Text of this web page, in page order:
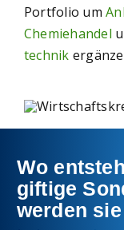
Portfolio um
Chemiehandel
technik
Wo
giftige
werden